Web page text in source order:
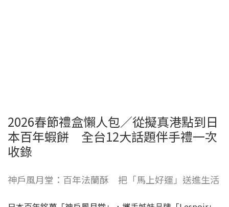
2026春節禮盒懶人包／從擬真港點到日
本百年蝦餅 全台12大話題伴手禮一次
收錄
神戶風月堂：百年法蘭酥 把「馬上好運」送進生活